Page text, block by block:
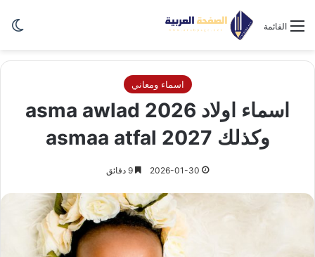
القائمة
اسماء ومعاني
اسماء اولاد 2026 asma awlad
وكذلك asmaa atfal 2027
2026-01-30